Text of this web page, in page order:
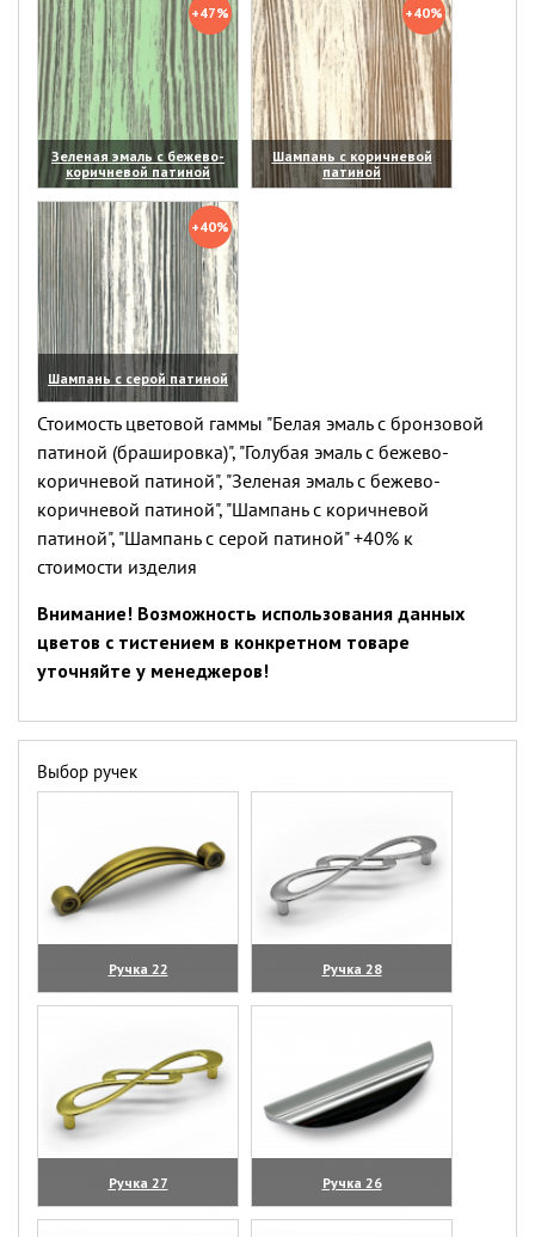
+47%
Зеленая эмаль с бежево-
коричневой патиной
(увеличить)
+40%
Шампань с коричневой
патиной
(увеличить)
+40%
Шампань с серой патиной
(увеличить)
Стоимость цветовой гаммы "Белая эмаль с бронзовой
патиной (брашировка)", "Голубая эмаль с бежево-
коричневой патиной", "Зеленая эмаль с бежево-
коричневой патиной", "Шампань с коричневой
патиной", "Шампань с серой патиной" +40% к
стоимости изделия
Внимание! Возможность использования данных
цветов с тистением в конкретном товаре
уточняйте у менеджеров!
Выбор ручек
Ручка 22
(увеличить)
Ручка 28
(увеличить)
Ручка 27
(увеличить)
Ручка 26
(увеличить)